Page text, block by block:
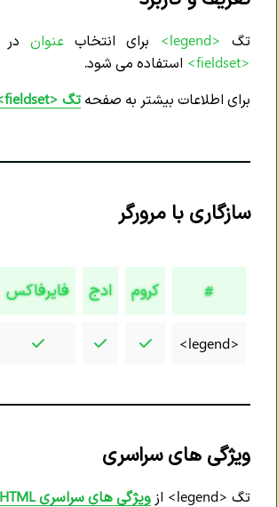
تگ <legend> برای انتخاب عنوان
<fieldset>
استفاده می شود.
برای اطلاعات بیشتر به صفحه تگ <fieldset>
سازگاری با مرورگر
# کروم ادج فایرفاکس
<legend>
ویژگی های سراسری
تگ <legend> از ویژگی های سراسری HTML